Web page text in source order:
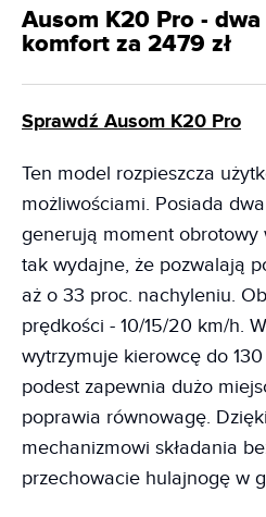
Ausom K20 Pro -
komfort za 2479 zł
Sprawdź Ausom K20 Pro
Ten model rozpieszcza
możliwościami. Posiada
generują moment obrotowy
tak wydajne, że pozwalają
aż o 33 proc. nachyleniu.
prędkości - 10/15/20 km/h.
wytrzymuje kierowcę do
podest zapewnia dużo
poprawia równowagę.
mechanizmowi składania
przechowacie hulajnogę w